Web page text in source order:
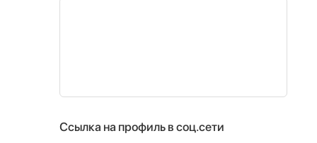
Ссылка на профиль в соц.сети